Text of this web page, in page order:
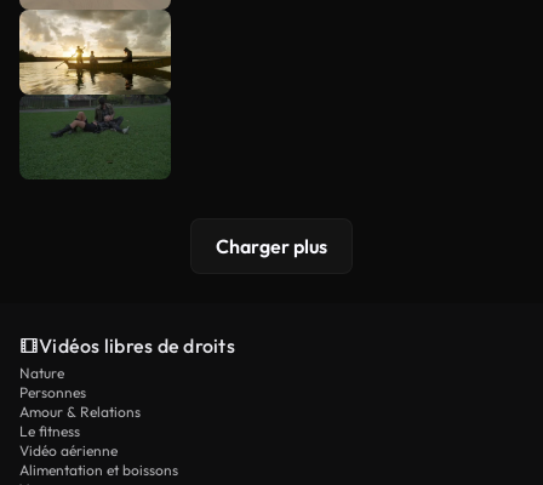
Charger plus
Vidéos libres de droits
Nature
Personnes
Amour & Relations
Le fitness
Vidéo aérienne
Alimentation et boissons